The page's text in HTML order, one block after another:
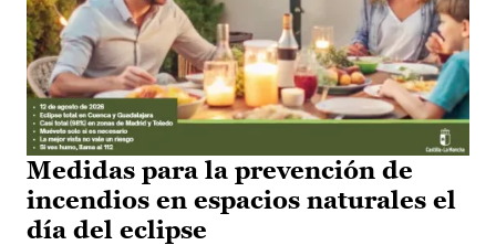
Medidas para la prevención de
incendios en espacios naturales el
día del eclipse